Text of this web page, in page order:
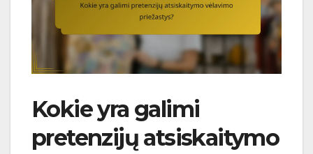
Kokie yra galimi
pretenzijų atsiskaitymo